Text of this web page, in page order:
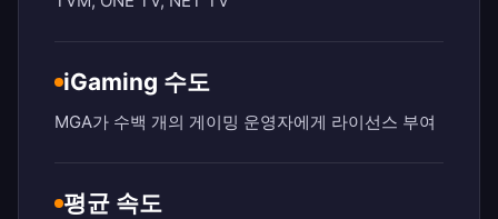
iGaming 수도
MGA가 수백 개의 게이밍 운영자에게 라이선스 부여
평균 속도